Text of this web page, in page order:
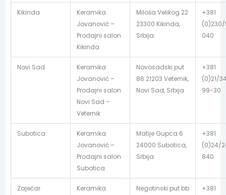
Kikinda
Keramika
Jovanović –
Prodajni salon
Kikinda
Miloša Velikog 22
23300 Kikinda,
Srbija
+381
040
Novi Sad
Keramika
Jovanović –
Prodajni salon
Novi Sad –
Veternik
Novosadski put
86 21203 Veternik,
Novi Sad, Srbija
+381
(0)21/
99-30
Subotica
Keramika
Jovanović –
Prodajni salon
Subotica
Matije Gupca 6
24000 Subotica,
Srbija
+381
(0)24/
840
Zaječar
Keramika
Negotinski put bb
+381